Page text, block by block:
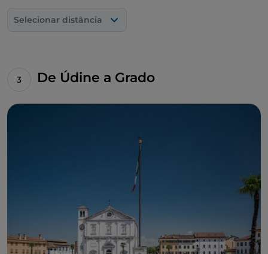
Selecionar distância
De Údine a Grado